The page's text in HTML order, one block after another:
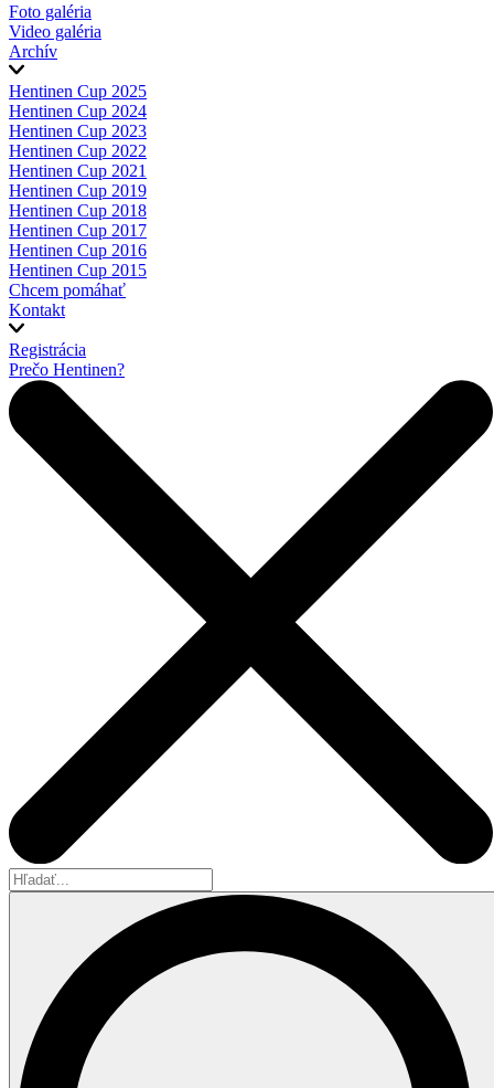
Foto galéria
Video galéria
Archív
Hentinen Cup 2025
Hentinen Cup 2024
Hentinen Cup 2023
Hentinen Cup 2022
Hentinen Cup 2021
Hentinen Cup 2019
Hentinen Cup 2018
Hentinen Cup 2017
Hentinen Cup 2016
Hentinen Cup 2015
Chcem pomáhať
Kontakt
Registrácia
Prečo Hentinen?
Hľadať...